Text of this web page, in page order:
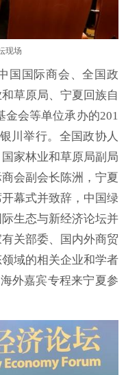
现场
国国际商会、全国政
草原局、宁夏回族自
金会等单位承办的201
川举行。全国政协人
家林业和草原局副局
会副会长陈洲，宁夏
幕式并致辞，中国绿
生态与新经济论坛并
关部委、国内外商贸
域的相关企业和学者
外嘉宾专程来宁夏参